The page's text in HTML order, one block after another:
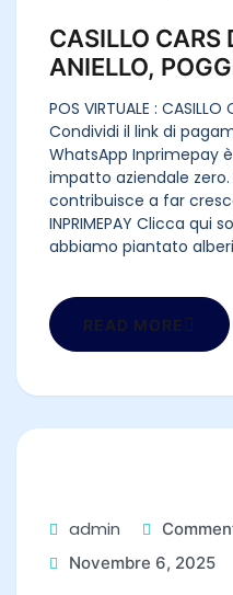
CASILLO CARS
ANIELLO,
POS VIRTUALE : CASILLO
Condividi il link di
WhatsApp Inprimepay
impatto aziendale
contribuisce a far
INPRIMEPAY Clicca qui
abbiamo piantato
READ MORE
admin
Novembre 6, 2025